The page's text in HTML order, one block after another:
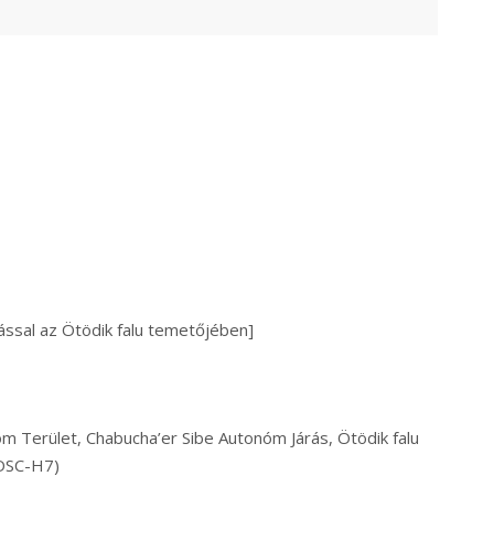
az Ötödik falu temetőjében]
Terület, Chabucha’er Sibe Autonóm Járás, Ötödik falu
H7)